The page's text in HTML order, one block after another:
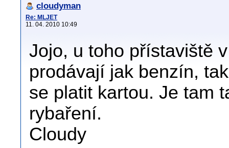
cloudyman
Re: MLJET
11. 04. 2010 10:49
Jojo, u toho přístaviště
prodávají jak benzín,
se platit kartou. Je tam
rybaření.
Cloudy